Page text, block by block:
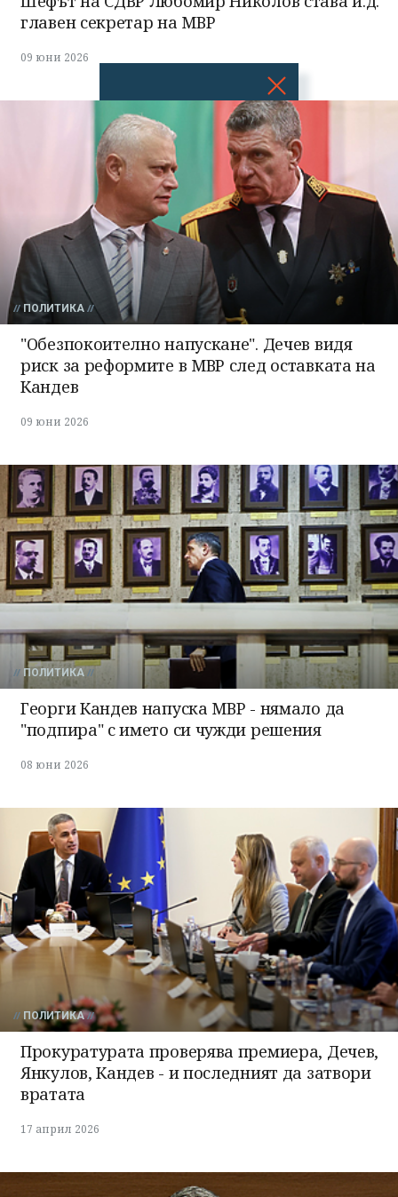
Успешно
излязохте от
профила си!
главен секретар на МВР
09 юни 2026
ПОЛИТИКА
"Обезпокоително напускане". Дечев видя
риск за реформите в МВР след оставката на
Кандев
09 юни 2026
ПОЛИТИКА
Георги Кандев напуска МВР - нямало да
"подпира" с името си чужди решения
08 юни 2026
ПОЛИТИКА
Прокуратурата проверява премиера, Дечев,
Янкулов, Кандев - и последният да затвори
вратата
17 април 2026